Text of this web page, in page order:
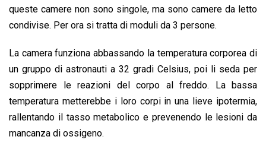
queste camere non sono singole, ma sono camere da letto
condivise. Per ora si tratta di moduli da 3 persone.
La camera funziona abbassando la temperatura corporea di
un gruppo di astronauti a 32 gradi Celsius, poi li seda per
sopprimere le reazioni del corpo al freddo. La bassa
temperatura metterebbe i loro corpi in una lieve ipotermia,
rallentando il tasso metabolico e prevenendo le lesioni da
mancanza di ossigeno.